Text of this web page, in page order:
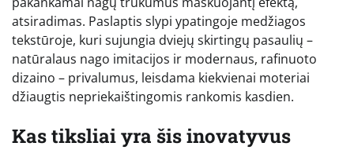
atsiradimas. Paslaptis slypi ypatingoje medžiagos
tekstūroje, kuri sujungia dviejų skirtingų pasaulių –
natūralaus nago imitacijos ir modernaus, rafinuoto
dizaino – privalumus, leisdama kiekvienai moteriai
džiaugtis nepriekaištingomis rankomis kasdien.
Kas tiksliai yra šis inovatyvus